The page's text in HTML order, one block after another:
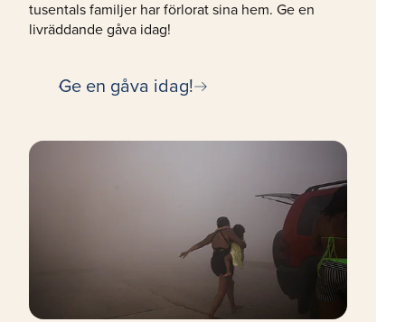
tusentals familjer har förlorat sina hem. Ge en
livräddande gåva idag!
Ge en gåva idag!arrow_right_alt